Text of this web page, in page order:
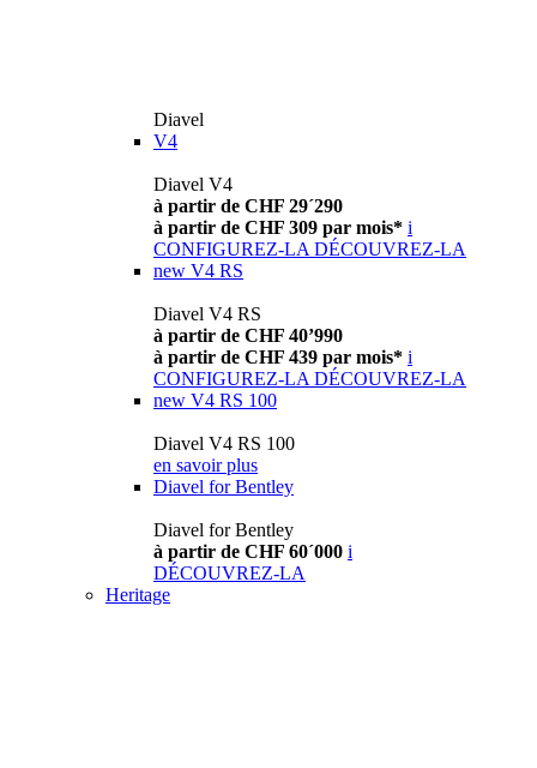
Diavel
V4
Diavel V4
à partir de CHF 29´290
à partir de CHF 309 par mois* i
CONFIGUREZ-LA DÉCOUVREZ-LA
new V4 RS
Diavel V4 RS
à partir de CHF 40’990
à partir de CHF 439 par mois* i
CONFIGUREZ-LA DÉCOUVREZ-LA
new V4 RS 100
Diavel V4 RS 100
en savoir plus
Diavel for Bentley
Diavel for Bentley
à partir de CHF 60´000 i
DÉCOUVREZ-LA
Heritage